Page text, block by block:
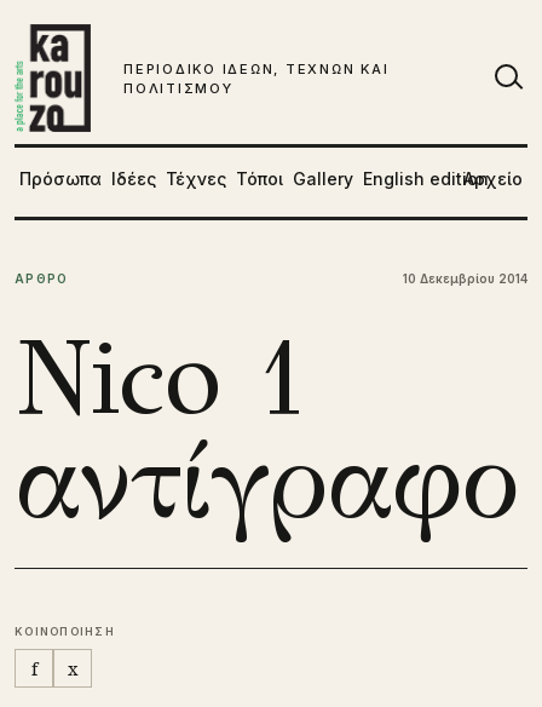
ΠΕΡΙΟΔΙΚΟ ΙΔΕΩΝ, ΤΕΧΝΩΝ ΚΑΙ
ΠΟΛΙΤΙΣΜΟΥ
Πρόσωπα Ιδέες Τέχνες Τόποι Gallery English editionΑρχείο
ΑΡΘΡΟ 10 Δεκεμβρίου 2014
Nico 1
αντίγραφο
ΚΟΙΝΟΠΟΙΗΣΗ
f x